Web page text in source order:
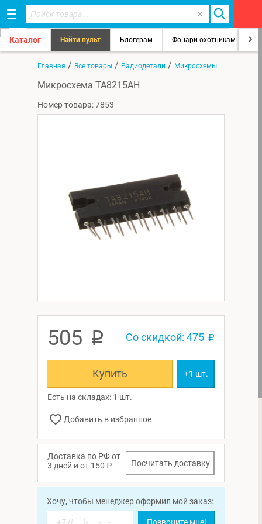
Каталог Найти пульт Блогерам Фонари охотникам
Главная / Все товары / Радиодетали / Микросхемы
Микросхема TA8215AH
Номер товара: 7853
505 p Со скидкой: 475 p
Купить +1 шт.
Есть на складах: 1 шт.
Доставка по РФ от
3 дней и от 150 ₽
Посчитать доставку
Хочу, чтобы менеджер оформил мой заказ:
Позвоните мне!